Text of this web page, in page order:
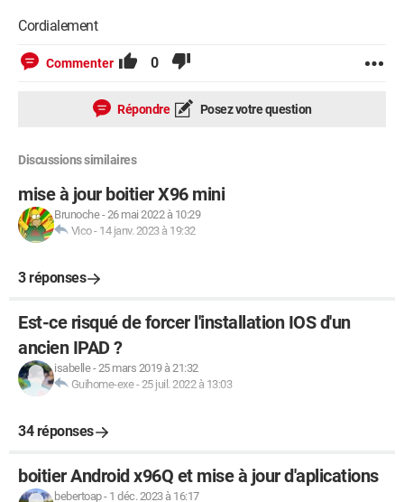
Cordialement
Commenter 0
Répondre Posez votre question
Discussions similaires
mise à jour boitier X96 mini
Brunoche-26 mai 2022 à 10:29
Vico- 14 janv. 2023 à 19:32
3 réponses
Est-ce risqué de forcer l'installation IOS d'un
ancien IPAD ?
isabelle-25 mars 2019 à 21:32
Guihome-exe-25 juil. 2022 à 13:03
34 réponses
boitier Android x96Q et mise à jour d'aplications
bebertoap- 1 déc. 2023 à 16:17